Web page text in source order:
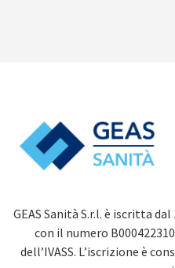
GEAS Sanità S.r.l. è iscritta
con il numero
dell’IVASS. L’iscrizione è